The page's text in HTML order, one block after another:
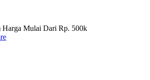
Harga Mulai Dari Rp. 500k